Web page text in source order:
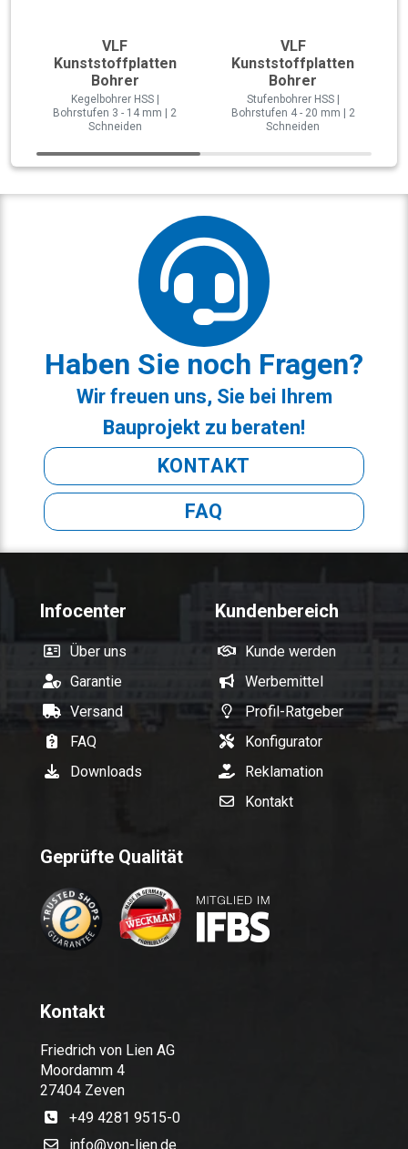
VLF
Kunststoffplatten
Bohrer
Kegelbohrer HSS |
Bohrstufen 3 - 14 mm | 2
Schneiden
VLF
Kunststoffplatten
Bohrer
Stufenbohrer HSS |
Bohrstufen 4 - 20 mm | 2
Schneiden
Haben Sie noch Fragen?
Wir freuen uns, Sie bei Ihrem
Bauprojekt zu beraten!
KONTAKT
FAQ
Infocenter
Über uns
Garantie
Versand
FAQ
Downloads
Kundenbereich
Kunde werden
Werbemittel
Profil-Ratgeber
Konfigurator
Reklamation
Kontakt
Geprüfte Qualität
Kontakt
Friedrich von Lien AG
Moordamm 4
27404 Zeven
+49 4281 9515-0
info@von-lien.de